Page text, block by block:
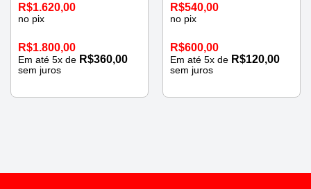
R$1.620,00
no pix
R$1.800,00
Em até 5x de R$360,00
sem juros
R$540,00
no pix
R$600,00
Em até 5x de R$120,00
sem juros